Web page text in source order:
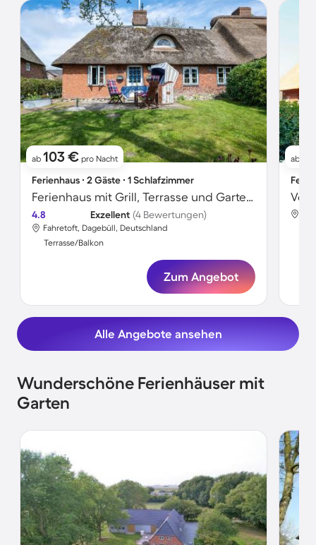
ab 103 € pro Nacht
Ferienhaus ∙ 2 Gäste ∙ 1 Schlafzimmer
Ferienhaus mit Grill, Terrasse und Garten | Perfekt für die Arbeit von Zuhause
4.8 Exzellent (4 Bewertungen)
Fahretoft, Dagebüll, Deutschland
Terrasse/Balkon
Zum Angebot
ab
Alle Angebote ansehen
Wunderschöne Ferienhäuser mit
Garten